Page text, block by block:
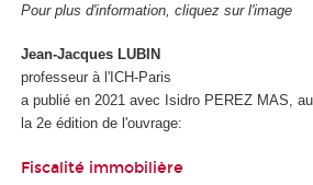
Pour plus d'information, cliquez sur l'image
Jean-Jacques LUBIN
professeur à l'ICH-Paris
a publié en 2021 avec Isidro PEREZ MAS,
la 2e édition de l'ouvrage:
Fiscalité immobilière